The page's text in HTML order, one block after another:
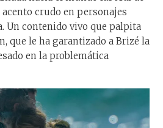
crudo en personajes
Un contenido vivo que palpita
que le ha garantizado a Brizé la
en la problemática